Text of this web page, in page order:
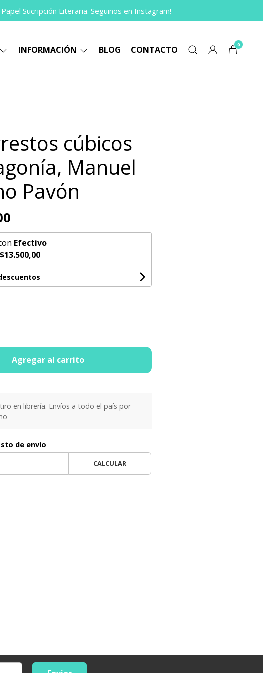
Sucripción Literaria. Seguinos en Instagram!
INFORMACIÓN BLOG CONTACTO 0
cúbicos
Manuel
Pavón
Efectivo
$13.500,00
Agregar al carrito
en librería. Envíos a todo el país por
de envío
CALCULAR